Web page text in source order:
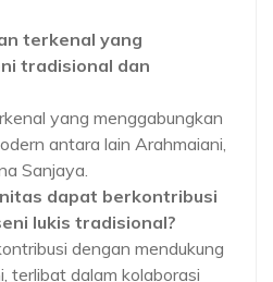
terkenal yang
tradisional dan
yang menggabungkan
antara lain Arahmaiani,
Sanjaya.
dapat berkontribusi
lukis tradisional?
dengan mendukung
terlibat dalam kolaborasi